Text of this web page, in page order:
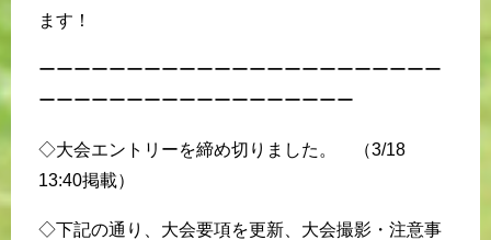
ます！
ーーーーーーーーーーーーーーーーーーーーーーー
ーーーーーーーーーーーーーーーーーー
◇大会エントリーを締め切りました。 （3/18
13:40掲載）
◇下記の通り、大会要項を更新、大会撮影・注意事